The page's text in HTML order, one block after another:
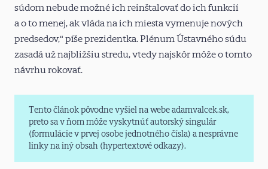
súdom nebude možné ich reinštalovať do ich funkcií
a o to menej, ak vláda na ich miesta vymenuje nových
predsedov,“ píše prezidentka. Plénum Ústavného súdu
zasadá už najbližšiu stredu, vtedy najskôr môže o tomto
návrhu rokovať.
Tento článok pôvodne vyšiel na webe adamvalcek.sk,
preto sa v ňom môže vyskytnúť autorský singulár
(formulácie v prvej osobe jednotného čísla) a nesprávne
linky na iný obsah (hypertextové odkazy).